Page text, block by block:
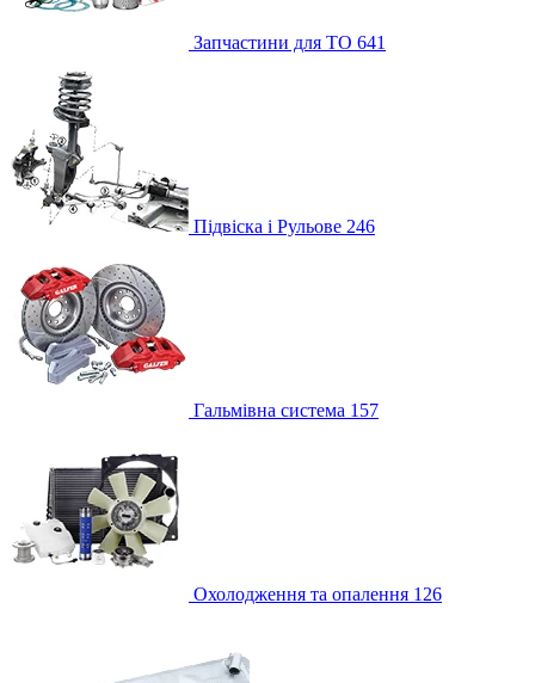
Запчастини для ТО 641
Підвіска і Рульове 246
Гальмівна система 157
Охолодження та опалення 126